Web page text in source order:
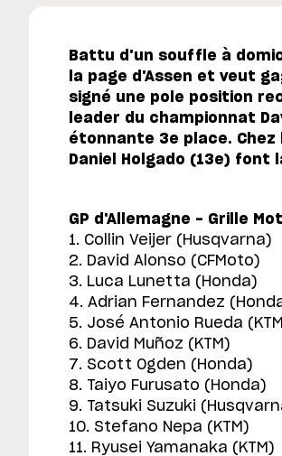
Battu d'un souffle à
la page d'Assen et veut
signé une pole position
leader du championnat
étonnante 3e place.
Daniel Holgado (13e) font
GP d'Allemagne - Grille
1. Collin Veijer (Husqvarna)
2. David Alonso (CFMoto)
3. Luca Lunetta (Honda)
4. Adrian Fernandez
5. José Antonio Rueda
6. David Muñoz (KTM)
7. Scott Ogden (Honda)
8. Taiyo Furusato (Honda)
9. Tatsuki Suzuki
10. Stefano Nepa (KTM)
11. Ryusei Yamanaka (KTM)